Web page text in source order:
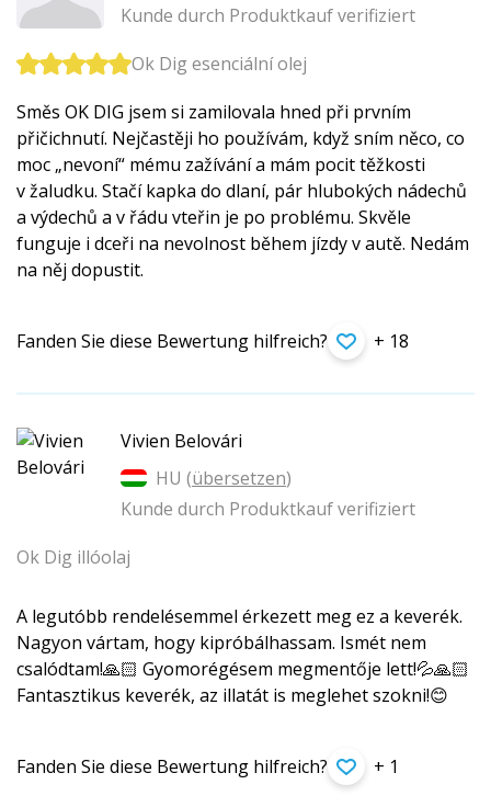
Kunde durch Produktkauf verifiziert
Ok Dig esenciální olej
Směs OK DIG jsem si zamilovala hned při prvním
přičichnutí. Nejčastěji ho používám, když sním něco, co
moc „nevoní“ mému zažívání a mám pocit těžkosti
v žaludku. Stačí kapka do dlaní, pár hlubokých nádechů
a výdechů a v řádu vteřin je po problému. Skvěle
funguje i dceři na nevolnost během jízdy v autě. Nedám
na něj dopustit.
Fanden Sie diese Bewertung hilfreich? + 18
Vivien Belovári
HU (übersetzen)
Kunde durch Produktkauf verifiziert
Ok Dig illóolaj
A legutóbb rendelésemmel érkezett meg ez a keverék.
Nagyon vártam, hogy kipróbálhassam. Ismét nem
csalódtam!🙏🏻 Gyomorégésem megmentője lett!💦🙏🏻
Fantasztikus keverék, az illatát is meglehet szokni!😊
Fanden Sie diese Bewertung hilfreich? + 1